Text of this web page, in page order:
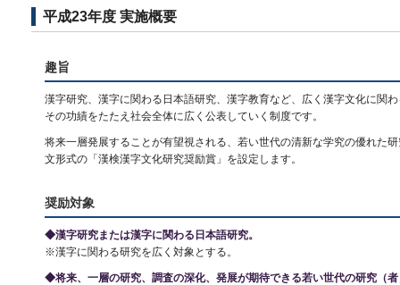
平成23年度 実施概要
趣旨
漢字研究、漢字に関わる日本語研究、漢字教育など、広く漢字文化に関
その功績をたたえ社会全体に広く公表していく制度です。
将来一層発展することが有望視される、若い世代の清新な学究の優れた
文形式の「漢検漢字文化研究奨励賞」を設定します。
奨励対象
◆漢字研究または漢字に関わる日本語研究。
※漢字に関わる研究を広く対象とする。
◆将来、一層の研究、調査の深化、発展が期待できる若い世代の研究（